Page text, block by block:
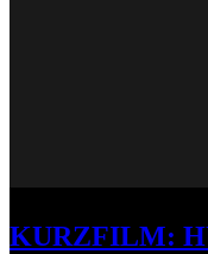
KURZFILM: